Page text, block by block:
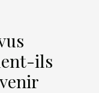
ils